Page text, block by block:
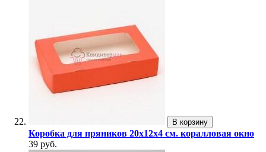
В корзину
Коробка для пряников 20х12х4 см. коралловая окно
39 руб.